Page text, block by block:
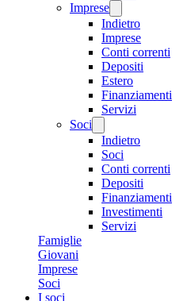
Imprese
Indietro
Imprese
Conti correnti
Depositi
Estero
Finanziamenti
Servizi
Soci
Indietro
Soci
Conti correnti
Depositi
Finanziamenti
Investimenti
Servizi
Famiglie
Giovani
Imprese
Soci
I soci